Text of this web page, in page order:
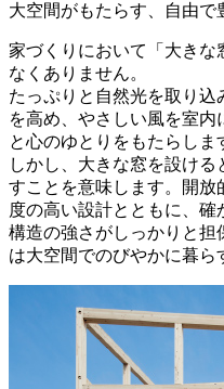
大空間がもたらす、自由で
家づくりにおいて「大き
なくありません。
たっぷりと自然光を取り
を高め、やさしい風を室
と心のゆとりをもたらしま
しかし、大きな窓を設け
すことを意味します。開放
度の高い設計とともに、確
構造の強さがしっかりと担
は大空間でのびやかに暮ら